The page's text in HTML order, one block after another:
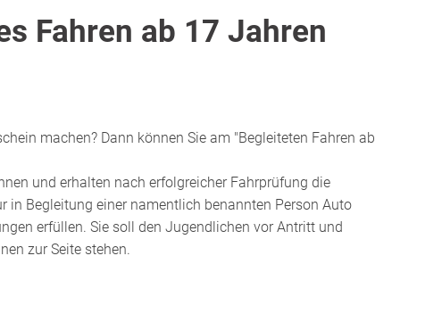
Fahren ab 17 Jahren
machen? Dann können Sie am "Begleiteten Fahren ab
und erhalten nach erfolgreicher Fahrprüfung die
in Begleitung einer namentlich benannten Person Auto
erfüllen. Sie soll den Jugendlichen vor Antritt und
zur Seite stehen.